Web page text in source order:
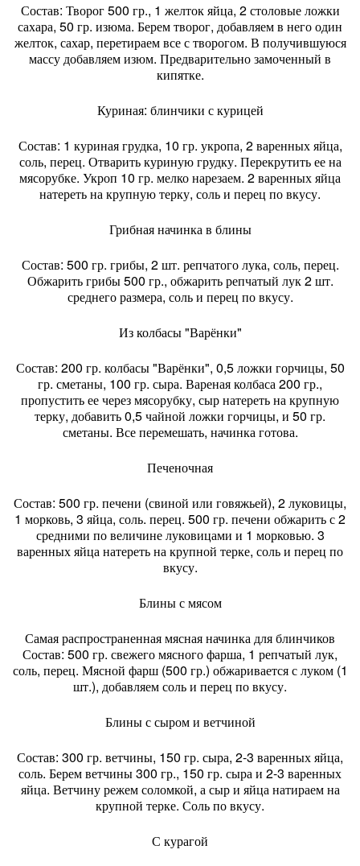
Состав: Творог 500 гр., 1 желток яйца, 2 столовые ложки
сахара, 50 гр. изюма. Берем творог, добавляем в него один
желток, сахар, перетираем все с творогом. В получившуюся
массу добавляем изюм. Предварительно замоченный в
кипятке.
Куриная: блинчики с курицей
Состав: 1 куриная грудка, 10 гр. укропа, 2 варенных яйца,
соль, перец. Отварить куриную грудку. Перекрутить ее на
мясорубке. Укроп 10 гр. мелко нарезаем. 2 варенных яйца
натереть на крупную терку, соль и перец по вкусу.
Грибная начинка в блины
Состав: 500 гр. грибы, 2 шт. репчатого лука, соль, перец.
Обжарить грибы 500 гр., обжарить репчатый лук 2 шт.
среднего размера, соль и перец по вкусу.
Из колбасы "Варёнки"
Состав: 200 гр. колбасы "Варёнки", 0,5 ложки горчицы, 50
гр. сметаны, 100 гр. сыра. Вареная колбаса 200 гр.,
пропустить ее через мясорубку, сыр натереть на крупную
терку, добавить 0,5 чайной ложки горчицы, и 50 гр.
сметаны. Все перемешать, начинка готова.
Печеночная
Состав: 500 гр. печени (свиной или говяжьей), 2 луковицы,
1 морковь, 3 яйца, соль. перец. 500 гр. печени обжарить с 2
средними по величине луковицами и 1 морковью. 3
варенных яйца натереть на крупной терке, соль и перец по
вкусу.
Блины с мясом
Самая распространенная мясная начинка для блинчиков
Состав: 500 гр. свежего мясного фарша, 1 репчатый лук,
соль, перец. Мясной фарш (500 гр.) обжаривается с луком (1
шт.), добавляем соль и перец по вкусу.
Блины с сыром и ветчиной
Состав: 300 гр. ветчины, 150 гр. сыра, 2-3 варенных яйца,
соль. Берем ветчины 300 гр., 150 гр. сыра и 2-3 варенных
яйца. Ветчину режем соломкой, а сыр и яйца натираем на
крупной терке. Соль по вкусу.
С курагой